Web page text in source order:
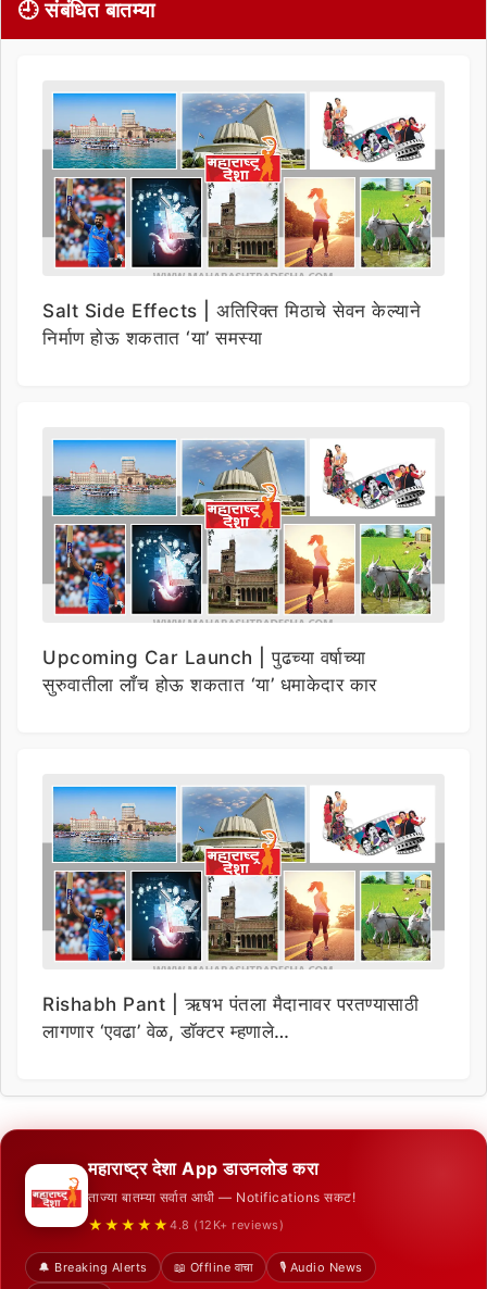
🕘 संबंधित बातम्या
Salt Side Effects | अतिरिक्त मिठाचे सेवन केल्याने
निर्माण होऊ शकतात ‘या’ समस्या
Upcoming Car Launch | पुढच्या वर्षाच्या
सुरुवातीला लाँच होऊ शकतात ‘या’ धमाकेदार कार
Rishabh Pant | ऋषभ पंतला मैदानावर परतण्यासाठी
लागणार ‘एवढा’ वेळ, डॉक्टर म्हणाले…
महाराष्ट्र देशा App डाउनलोड करा
ताज्या बातम्या सर्वात आधी — Notifications सकट!
★★★★★ 4.8 (12K+ reviews)
🔔 Breaking Alerts 📖 Offline वाचा
🎙️ Audio News